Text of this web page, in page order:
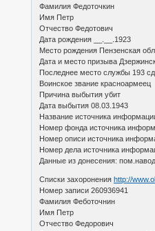
Фамилия Федоточкин
Имя Петр
Отчество Федотович
Дата рождения __.__.1923
Место рождения Пензенская
Дата и место призыва
Последнее место службы 193 сд
Воинское звание красноармеец
Причина выбытия убит
Дата выбытия 08.03.1943
Название источника
Номер фонда источника
Номер описи источника
Номер дела источника
Данные из донесения:
Списки захороненияhttp://
Номер записи 260936941
Фамилия Феботочнин
Имя Петр
Отчество Федорович